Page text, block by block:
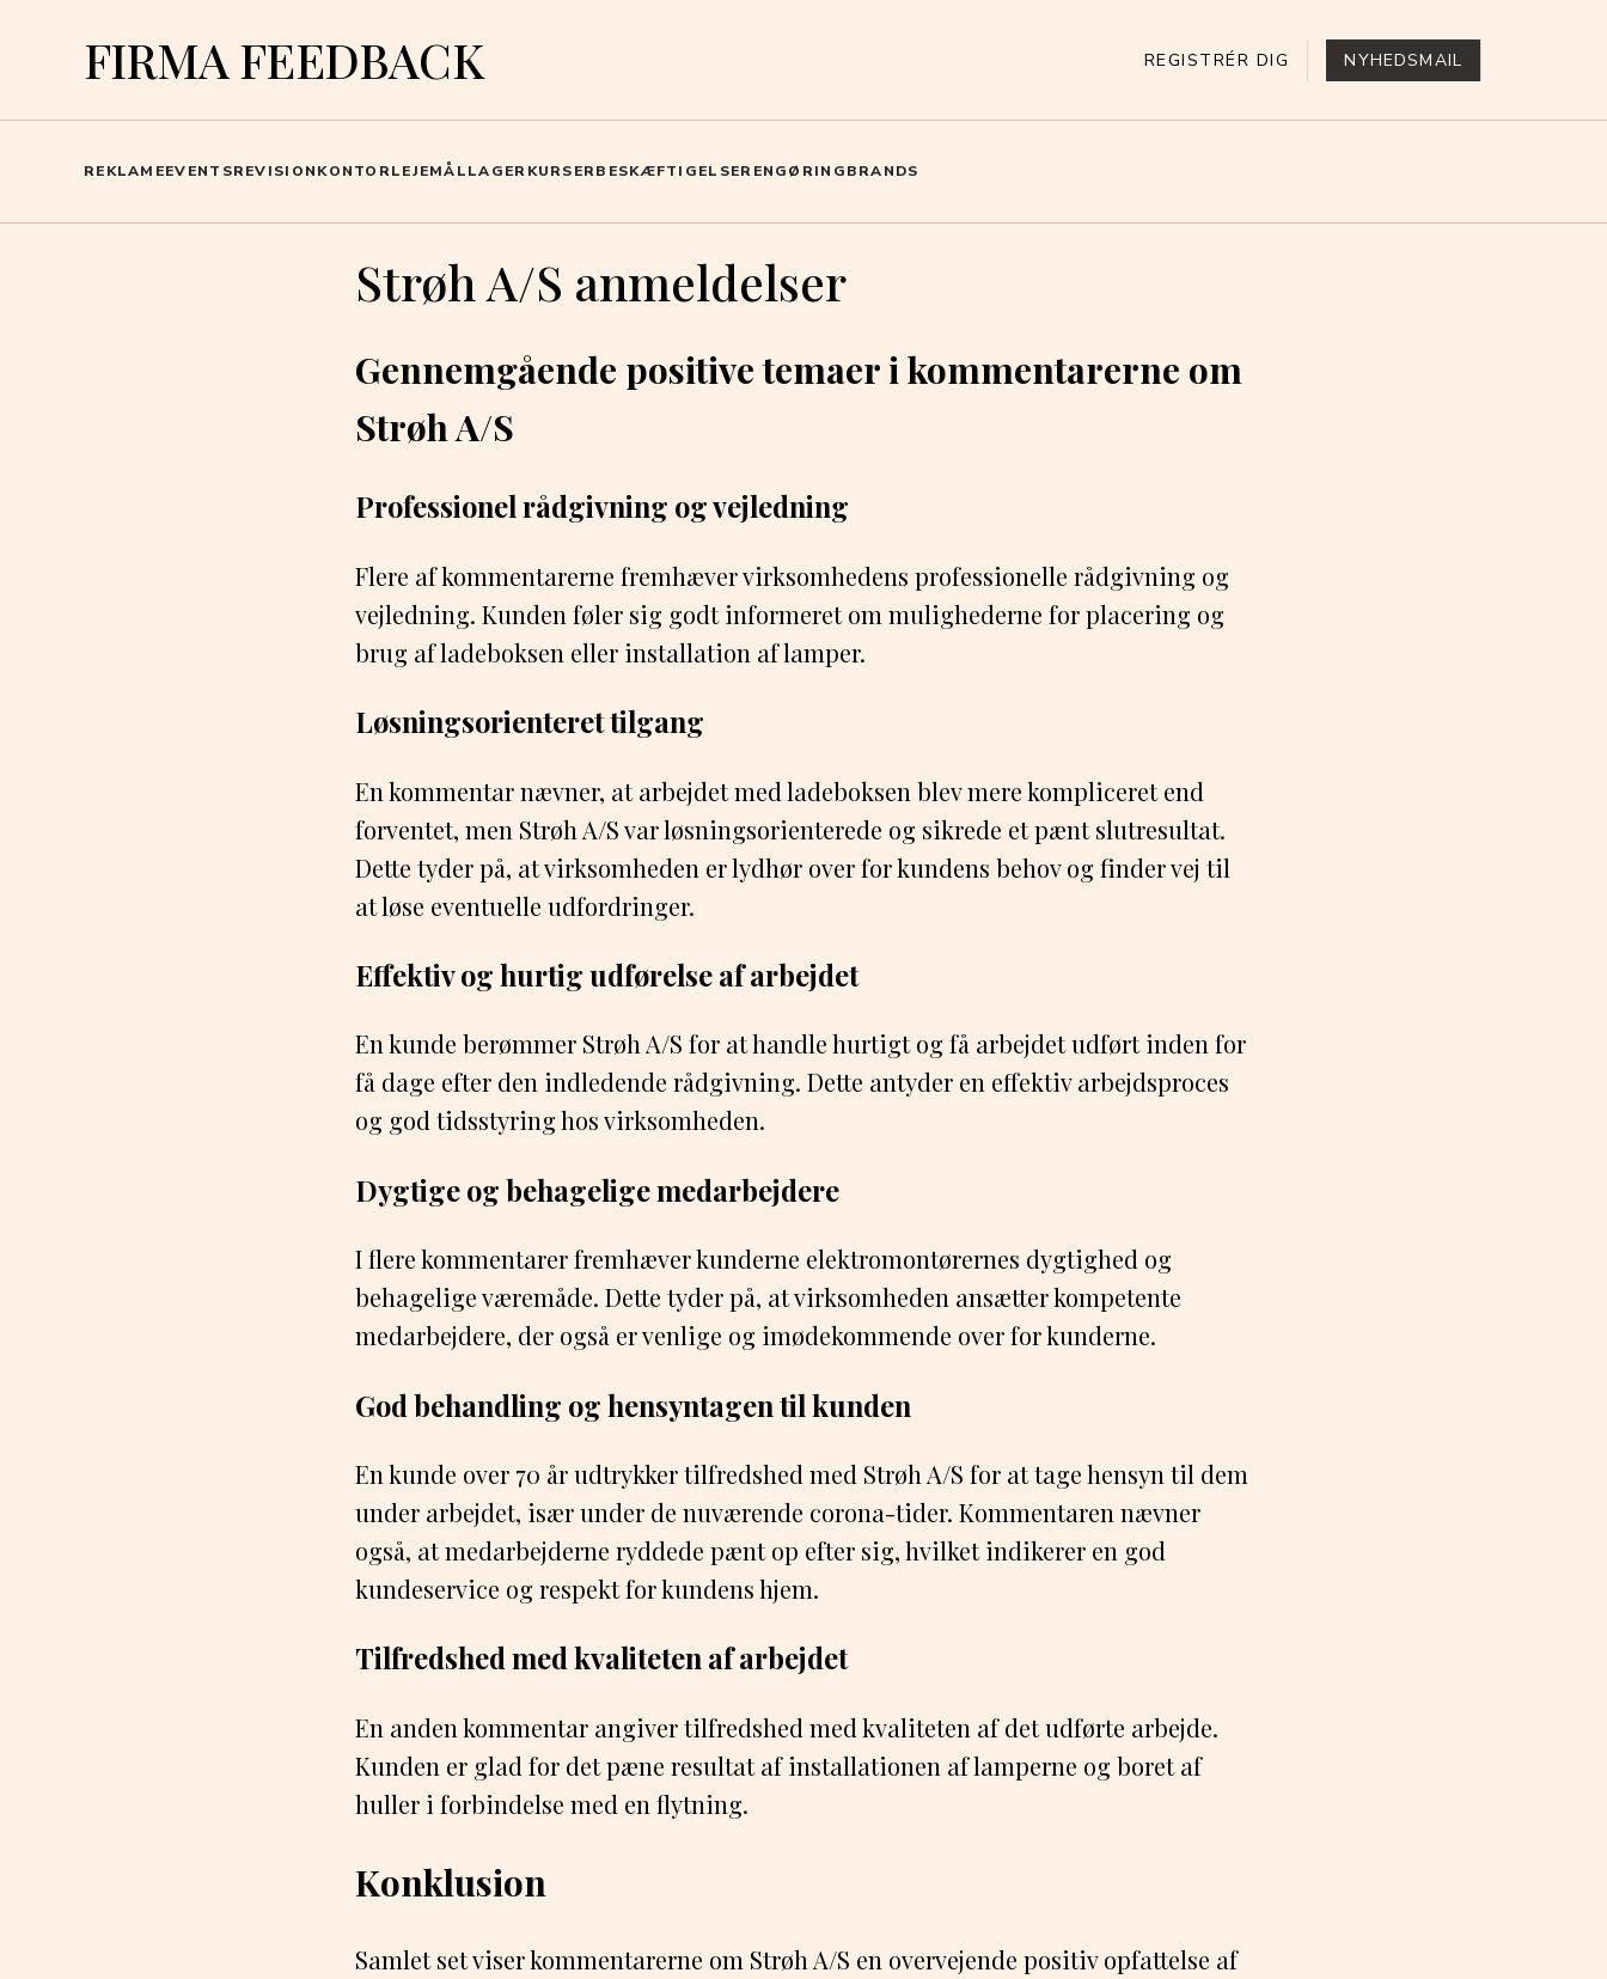
FIRMA FEEDBACK REGISTRÉR DIG NYHEDSMAIL
REKLAMEEVENTSREVISIONKONTORLEJEMÅLLAGERKURSERBESKÆFTIGELSERENGØRINGBRANDS
Strøh A/S anmeldelser
Gennemgående positive temaer i kommentarerne om
Strøh A/S
Professionel rådgivning og vejledning
Flere af kommentarerne fremhæver virksomhedens professionelle rådgivning og
vejledning. Kunden føler sig godt informeret om mulighederne for placering og
brug af ladeboksen eller installation af lamper.
Løsningsorienteret tilgang
En kommentar nævner, at arbejdet med ladeboksen blev mere kompliceret end
forventet, men Strøh A/S var løsningsorienterede og sikrede et pænt slutresultat.
Dette tyder på, at virksomheden er lydhør over for kundens behov og finder vej til
at løse eventuelle udfordringer.
Effektiv og hurtig udførelse af arbejdet
En kunde berømmer Strøh A/S for at handle hurtigt og få arbejdet udført inden for
få dage efter den indledende rådgivning. Dette antyder en effektiv arbejdsproces
og god tidsstyring hos virksomheden.
Dygtige og behagelige medarbejdere
I flere kommentarer fremhæver kunderne elektromontørernes dygtighed og
behagelige væremåde. Dette tyder på, at virksomheden ansætter kompetente
medarbejdere, der også er venlige og imødekommende over for kunderne.
God behandling og hensyntagen til kunden
En kunde over 70 år udtrykker tilfredshed med Strøh A/S for at tage hensyn til dem
under arbejdet, især under de nuværende corona-tider. Kommentaren nævner
også, at medarbejderne ryddede pænt op efter sig, hvilket indikerer en god
kundeservice og respekt for kundens hjem.
Tilfredshed med kvaliteten af arbejdet
En anden kommentar angiver tilfredshed med kvaliteten af det udførte arbejde.
Kunden er glad for det pæne resultat af installationen af lamperne og boret af
huller i forbindelse med en flytning.
Konklusion
Samlet set viser kommentarerne om Strøh A/S en overvejende positiv opfattelse af